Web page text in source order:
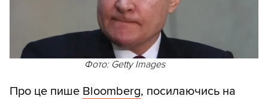
Фото: Getty Images
Про це пише Bloomberg, посилаючись на